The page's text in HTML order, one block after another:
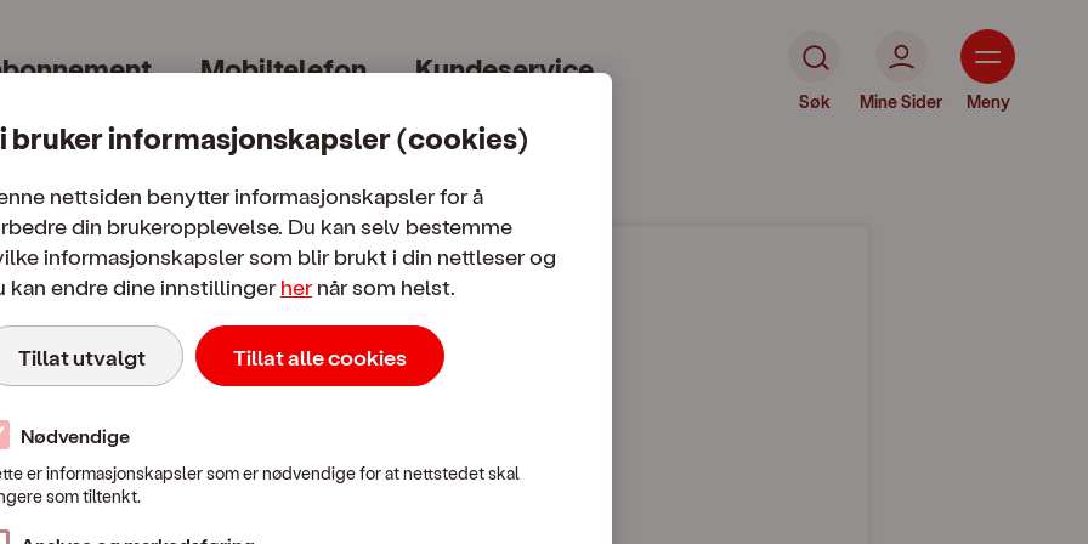
Mobiltelefon Kundeservice
Søk Mine Sider Meny
Mobilpriser
Mobilpriser når du ringer eller sender SMS / MMS til utlandet
bruker informasjonskapsler (cookies)
nettsiden benytter informasjonskapsler for å
din brukeropplevelse. Du kan selv bestemme
informasjonskapsler som blir brukt i din nettleser og
kan endre dine innstillinger her når som helst.
Tillat utvalgt Tillat alle cookies
Nødvendige
er informasjonskapsler som er nødvendige for at nettstedet skal
som tiltenkt.